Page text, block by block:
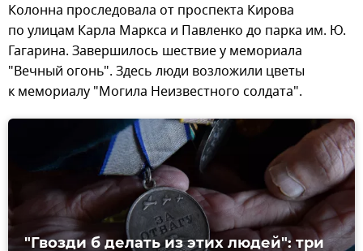
Колонна проследовала от проспекта Кирова
по улицам Карла Маркса и Павленко до парка им. Ю.
Гагарина. Завершилось шествие у мемориала
"Вечный огонь". Здесь люди возложили цветы
к мемориалу "Могила Неизвестного солдата".
"Гвозди б делать из этих людей": три